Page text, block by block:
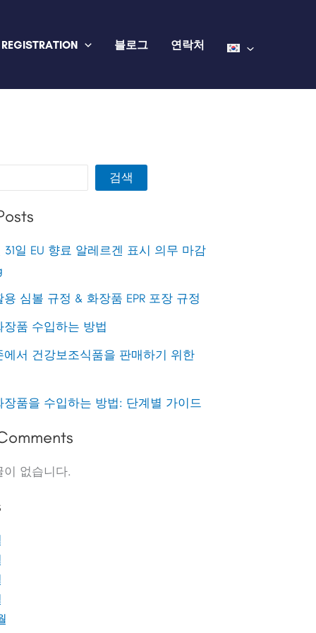
블로그 연락처
검색
31일 EU 향료 알레르겐 표시 의무 마감
심볼 규정 & 화장품 EPR 포장 규정
장품 수입하는 방법
에서 건강보조식품을 판매하기 위한
장품을 수입하는 방법: 단계별 가이드
이 없습니다.